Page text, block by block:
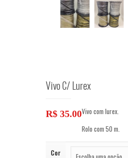
Vivo C/ Lurex
R$ 35.00Vivo com lurex.
Rolo com 50 m.
Cor